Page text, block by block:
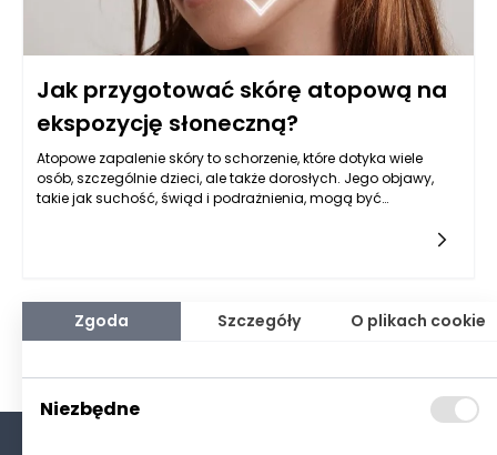
Jak przygotować skórę atopową na
ekspozycję słoneczną?
Atopowe zapalenie skóry to schorzenie, które dotyka wiele
osób, szczególnie dzieci, ale także dorosłych. Jego objawy,
takie jak suchość, świąd i podrażnienia, mogą być
słońce świeci intensywnie. Przygotowanie skóry atopowej na
latem w zdrowy sposób. Pierwszym krokiem jest zrozumienie,
jak działają promieniowanie UV oraz jak skóra atopowa
reaguje na słońce.
Zgoda Szczegóły O plikach cookie
Niezbędne